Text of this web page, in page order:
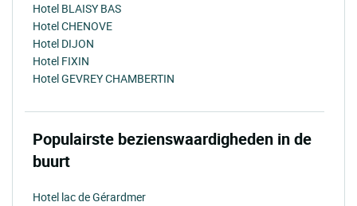
Hotel BLAISY BAS
Hotel CHENOVE
Hotel DIJON
Hotel FIXIN
Hotel GEVREY CHAMBERTIN
Populairste bezienswaardigheden in de
buurt
Hotel lac de Gérardmer